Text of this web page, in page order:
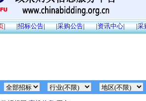
| |招标公告| |采购公告| |资讯中心| |采